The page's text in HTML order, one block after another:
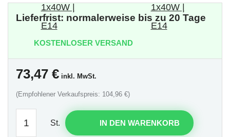
Lieferfrist: normalerweise bis zu 20 Tage
KOSTENLOSER VERSAND
73,47 € inkl. MwSt.
(Empfohlener Verkaufspreis: 104,96 €)
St. IN DEN WARENKORB